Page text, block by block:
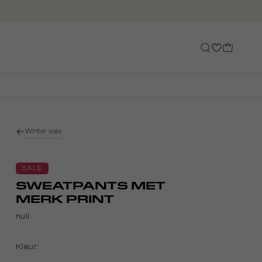
Winter sale
SALE
SWEATPANTS MET
MERK PRINT
null
Kleur: